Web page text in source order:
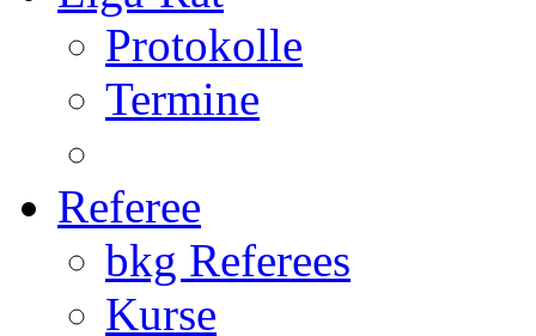
Kurse
Redaktion
Termine
FC Inter
Trainer